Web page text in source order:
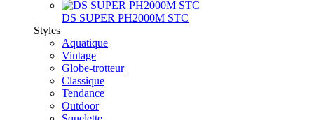
DS SUPER PH2000M STC
Styles
Aquatique
Vintage
Globe-trotteur
Classique
Tendance
Outdoor